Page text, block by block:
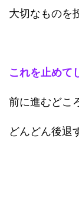
大切なものを
これを止めて
前に進むどこ
どんどん後退